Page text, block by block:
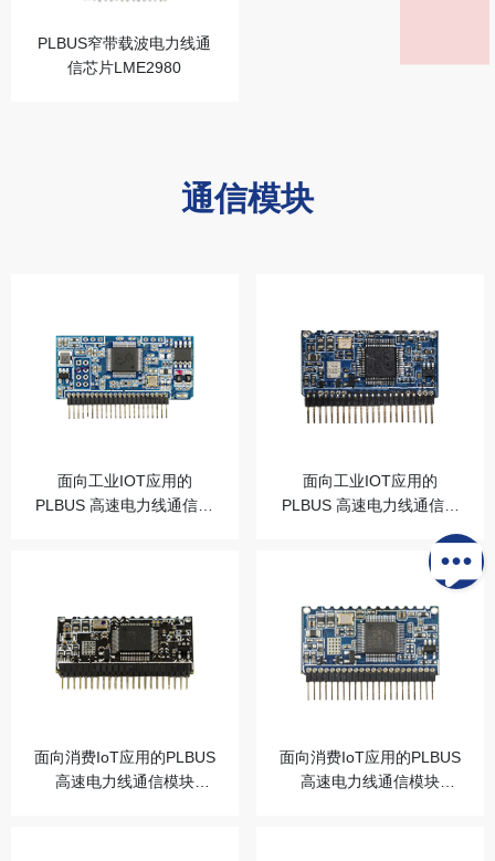
PLBUS窄带载波电力线通
信芯片LME2980
通信模块
面向工业IOT应用的
PLBUS 高速电力线通信模
面向工业IOT应用的
PLBUS 高速电力线通信模
面向消费IoT应用的PLBUS
高速电力线通信模块
面向消费IoT应用的PLBUS
高速电力线通信模块